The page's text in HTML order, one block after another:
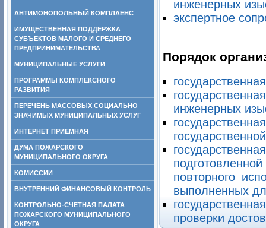
АНТИМОНОПОЛЬНЫЙ КОМПЛАЕНС
ИМУЩЕСТВЕННАЯ ПОДДЕРЖКА
СУБЪЕКТОВ МАЛОГО И СРЕДНЕГО
ПРЕДПРИНИМАТЕЛЬСТВА
МУНИЦИПАЛЬНЫЕ УСЛУГИ
ПРОГРАММЫ КОМПЛЕКСНОГО
РАЗВИТИЯ
ПЕРЕЧЕНЬ МАССОВЫХ СОЦИАЛЬНО
ЗНАЧИМЫХ МУНИЦИПАЛЬНЫХ УСЛУГ
ИНТЕРНЕТ ПРИЕМНАЯ
ДУМА ПОЖАРСКОГО
МУНИЦИПАЛЬНОГО ОКРУГА
КОМИССИИ
ВНУТРЕННИЙ ФИНАНСОВЫЙ КОНТРОЛЬ
КОНТРОЛЬНО-СЧЕТНАЯ ПАЛАТА
ПОЖАРСКОГО МУНИЦИПАЛЬНОГО
ОКРУГА
инженерных
экспертное
Порядок
инженерных
повторного
выполненных
проверки